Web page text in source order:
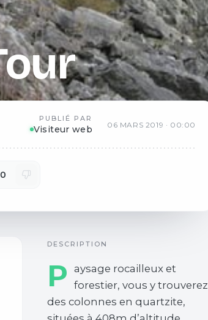
PUBLIÉ PAR
Visiteur web 06 MARS 2019 · 00:00
0
DESCRIPTION
P aysage rocailleux et
forestier, vous y trouverez
des colonnes en quartzite,